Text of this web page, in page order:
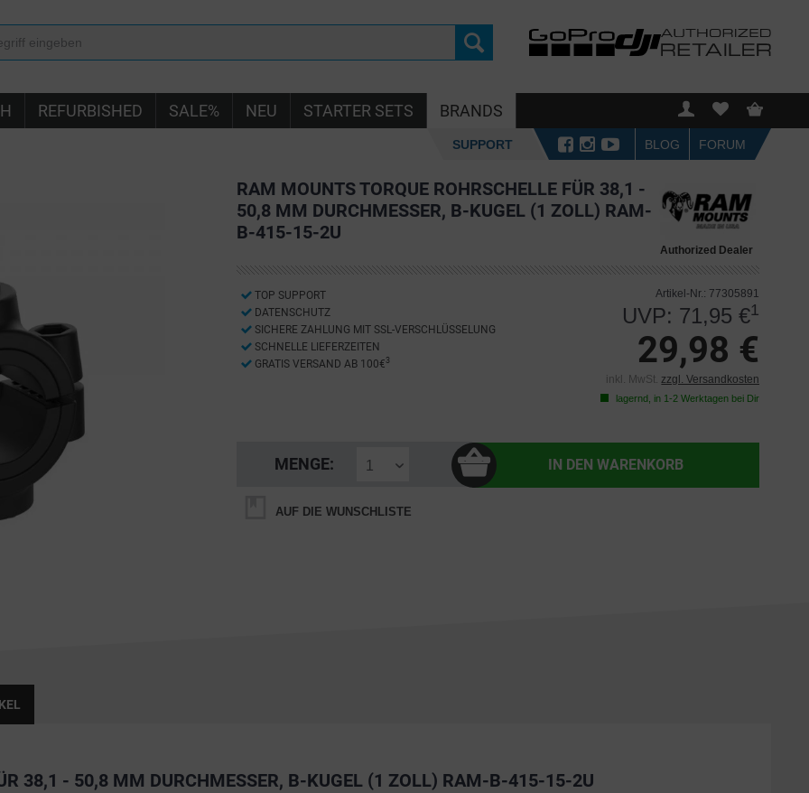
REFURBISHED SALE% NEU STARTER SETS BRANDS
SUPPORT BLOG FORUM
RAM MOUNTS TORQUE ROHRSCHELLE FÜR 38,1 -
50,8 MM DURCHMESSER, B-KUGEL (1 ZOLL) RAM-
B-415-15-2U
Authorized Dealer
TOP SUPPORT
DATENSCHUTZ
SICHERE ZAHLUNG MIT SSL-VERSCHLÜSSELUNG
SCHNELLE LIEFERZEITEN
GRATIS VERSAND AB 100€ 3
Artikel-Nr.: 77305891
UVP: 71,95 €1
29,98 €
inkl. MwSt. zzgl. Versandkosten
lagernd, in 1-2 Werktagen bei Dir
MENGE: IN DEN WARENKORB
AUF DIE WUNSCHLISTE
38,1 - 50,8 MM DURCHMESSER, B-KUGEL (1 ZOLL) RAM-B-415-15-2U